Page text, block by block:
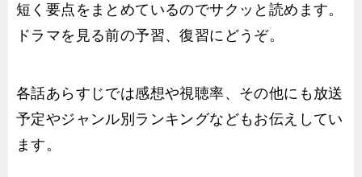
短く要点をまとめているのでサクッと読めます。
ドラマを見る前の予習、復習にどうぞ。
各話あらすじでは感想や視聴率、その他にも放送
予定やジャンル別ランキングなどもお伝えしてい
ます。